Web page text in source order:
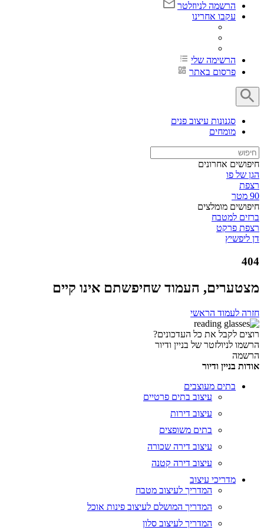
הרשמה לניוזלטר
עקבו אחרינו
הרשימה שלי
פרסום באתר
סגנונות עיצוב פנים
מומחים
חיפושים אחרונים
הגן של פו
רצפת
90 מטר
חיפושים מומלצים
ברזים למטבח
רצפת פרקט
דן ליפשיץ
404
מצטערים, העמוד שחיפשתם אינו קיים
חזרה לעמוד הראשי
רוצים לקבל את כל העדכונים?
הרשמו לניולזטר של בניין ודיור
הרשמה
אודות בניין ודיור
בתים מעוצבים
עיצוב בתים פרטיים
עיצוב דירות
בתים משופצים
עיצוב דירה שכורה
עיצוב דירה קטנה
מדריכי עיצוב
המדריך לעיצוב מטבח
המדריך המושלם לעיצוב פינות אוכל
המדריך לעיצוב סלון